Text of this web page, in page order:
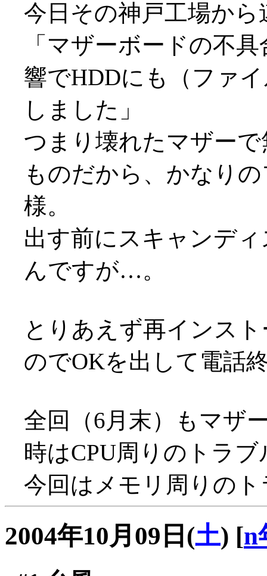
今日その神戸工場か
「マザーボードの不
響でHDDにも（ファ
しました」
つまり壊れたマザー
ものだから、かなり
様。
出す前にスキャンデ
んですが…。
とりあえず再インス
のでOKを出して電話
全回（6月末）もマザ
時はCPU周りのトラブ
今回はメモリ周りの
2004年10月09日(土) [n